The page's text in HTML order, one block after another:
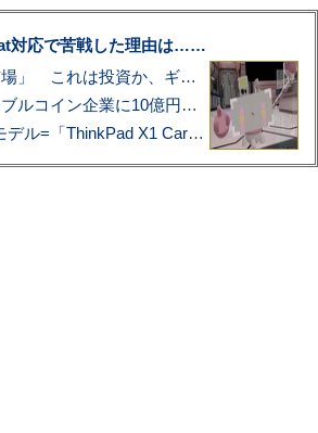
対応で苦戦した理由は……
プロ野球も対象に、急成長する「予測市場」 これは投資か、ギャンブルか
アマゾン配送を支える物流大手、ステーブルコイン企業に10億円投資のワケ
あこがれの旗艦モバイルノートPC最新モデル=「ThinkPad X1 Carbon Gen 14 Aura Edition」実機レビュー